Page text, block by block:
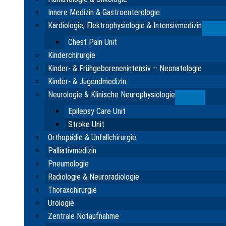
Innere Medizin & Gastroenterologie
Kardiologie, Elektrophysiologie & Intensivmedizin
Chest Pain Unit
Kinderchirurgie
Kinder- & Frühgeborenenintensiv – Neonatologie
Kinder- & Jugendmedizin
Neurologie & Klinische Neurophysiologie
Epilepsy Care Unit
Stroke Unit
Orthopädie & Unfallchirurgie
Palliativmedizin
Pneumologie
Radiologie & Neuroradiologie
Thoraxchirurgie
Urologie
Zentrale Notaufnahme